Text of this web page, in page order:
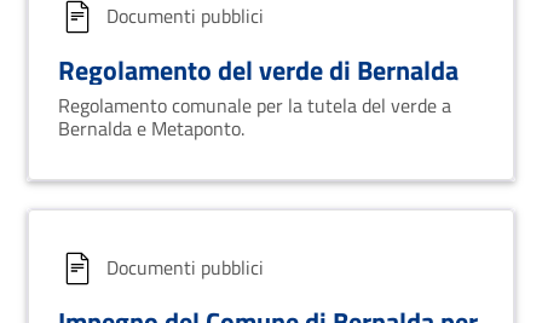
Documenti pubblici
Regolamento del verde di Bernalda
Regolamento comunale per la tutela del verde a
Bernalda e Metaponto.
Documenti pubblici